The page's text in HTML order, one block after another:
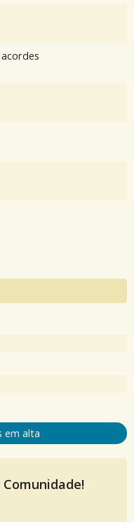
acordes
em alta